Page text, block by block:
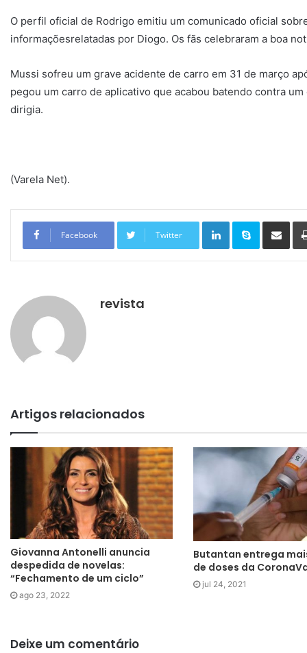
O perfil oficial de Rodrigo emitiu um comunicado oficial
informaçõesrelatadas por Diogo. Os fãs celebraram a boa
Mussi sofreu um grave acidente de carro em 31 de março
pegou um carro de aplicativo que acabou batendo contra
dirigia.
(Varela Net).
Facebook Twitter
Linkedin Skype
revista
Artigos relacionados
Giovanna Antonelli anuncia
despedida de novelas:
“Fechamento de um ciclo”
ago 23, 2022
Butantan entrega
de doses da
jul 24, 2021
Deixe um comentário